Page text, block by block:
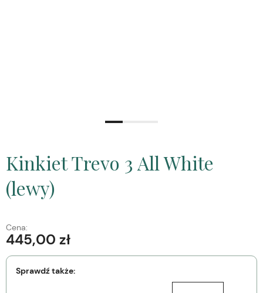
Kinkiet Trevo 3 All White
(lewy)
Cena:
445,00 zł
Sprawdź także: